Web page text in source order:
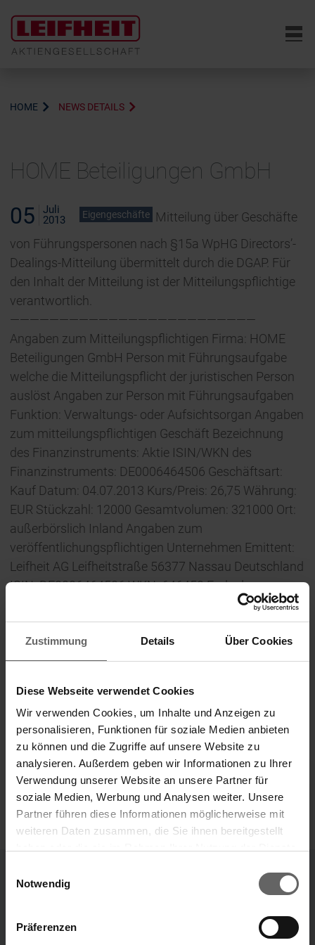
Zustimmung Details Über Cookies
Diese Webseite verwendet Cookies
Wir verwenden Cookies, um Inhalte und Anzeigen zu
personalisieren, Funktionen für soziale Medien anbieten
zu können und die Zugriffe auf unsere Website zu
analysieren. Außerdem geben wir Informationen zu Ihrer
Verwendung unserer Website an unsere Partner für
soziale Medien, Werbung und Analysen weiter. Unsere
Partner führen diese Informationen möglicherweise mit
weiteren Daten zusammen, die Sie ihnen bereitgestellt
Cookies, wenn Sie unsere Webseite weiterhin nutzen.
Notwendig
Präferenzen
6
HOME NEWS DETAILS
HOME Beteiligungen GmbH
05
Juli
2013
Eigengeschäfte
Mitteilung über Geschäfte
von Führungspersonen nach §15a WpHG Directors’-
Dealings-Mitteilung übermittelt durch die DGAP. Für
den Inhalt der Mitteilung ist der Mitteilungspflichtige
verantwortlich.
—————————————————————————
Angaben zum Mitteilungspflichtigen Firma: HOME
Beteiligungen GmbH Person mit Führungsaufgabe
welche die Mitteilungspflicht der juristischen Person
auslöst Angaben zur Person mit Führungsaufgaben
Funktion: Verwaltungs- oder Aufsichtsorgan Angaben
zum mitteilungspflichtigen Geschäft Bezeichnung
des Finanzinstruments: Aktie ISIN/WKN des
Finanzinstruments: DE0006464506 Geschäftsart:
Kauf Datum: 04.07.2013 Kurs/Preis: 26,75 Währung:
EUR Stückzahl: 12000 Gesamtvolumen: 321000 Ort:
außerbörslich Inland Angaben zum
veröffentlichungspflichtigen Unternehmen Emittent:
Leifheit AG Leifheitstraße 56377 Nassau Deutschland
ISIN: DE0006464506 WKN: 646450 Ende der
Directors’ Dealings-Mitteilung (c) DGAP 05.07.2013
Die DGAP Distributionsservices umfassen gesetzliche
Meldepflichten, Corporate News/Finanznachrichten
und Pressemitteilungen. DGAP-Medienarchive unter
17318
w
w
Suchvorschläge